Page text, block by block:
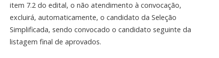
item 7.2 do edital, o não atendimento à convocação,
excluirá, automaticamente, o candidato da Seleção
Simplificada, sendo convocado o candidato seguinte da
listagem final de aprovados.